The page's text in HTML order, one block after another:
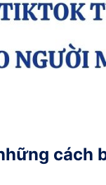
cách